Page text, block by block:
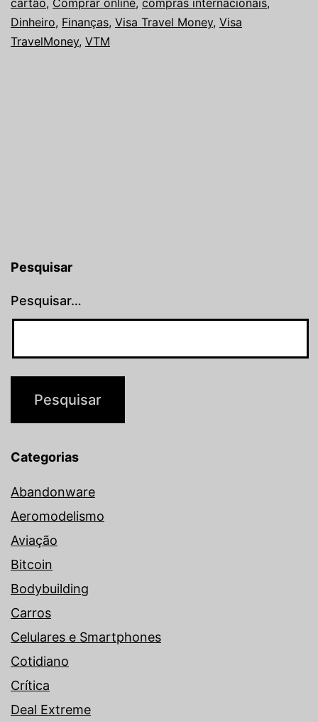
cartão, Comprar online, compras internacionais,
Dinheiro, Finanças, Visa Travel Money, Visa
TravelMoney, VTM
Pesquisar
Pesquisar…
Categorias
Abandonware
Aeromodelismo
Aviação
Bitcoin
Bodybuilding
Carros
Celulares e Smartphones
Cotidiano
Crítica
Deal Extreme